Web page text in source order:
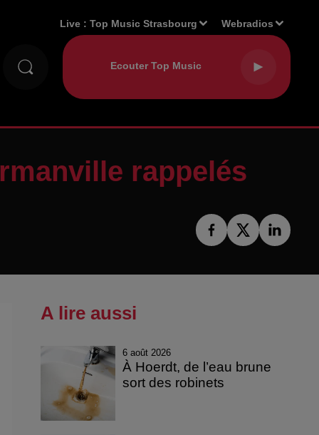
Live :Top Music Strasbourg Webradios
rappelés
A lire aussi
6 août 2026
À Hoerdt, de l’eau brune
sort des robinets